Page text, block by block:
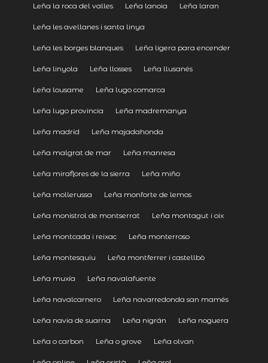
Leña la roca del valles Leña lanoia Leña laran
Leña les avellanes i santa linya
Leña les borges blanques Leña ligera para encender
Leña linyola Leña llosses Leña llusanés
Leña lousame Leña lugo comarca
Leña lugo provincia Leña madremanya
Leña madrid Leña majadahonda
Leña malgrat de mar Leña manresa
Leña miraflores de la sierra Leña miño
Leña mollerussa Leña monforte de lemos
Leña monistrol de montserrat Leña montagut i oix
Leña montcada i reixac Leña monterroso
Leña montesquiu Leña montferrer i castellbò
Leña muxía Leña navalafuente
Leña navalcarnero Leña navarredonda san mamés
Leña navia de suarna Leña nigrán Leña noguera
Leña o carbon Leña o grove Leña olvan